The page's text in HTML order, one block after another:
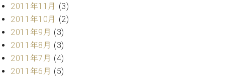
ビ
ス
(調
律)
調
律
師
2011年11月 (3)
2011年10月 (2)
2011年9月 (3)
2011年8月 (3)
2011年7月 (4)
2011年6月 (5)